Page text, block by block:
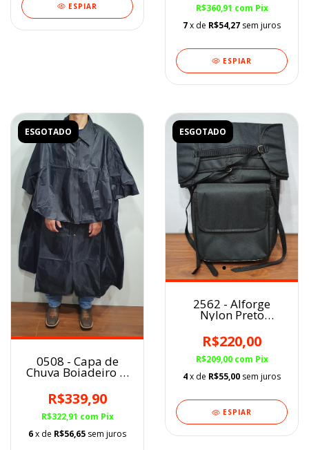
ESPIAR R$360,91 com Pix
7x de R$54,27 sem juros
ESPIAR
ESGOTADO
0508 - Capa de
Chuva Boiadeiro c/
R$339,90
R$322,91 com Pix
6x de R$56,65 sem juros
ESGOTADO
2562 - Alforge
Nylon Preto
Térmico com Porta
Capa
R$220,00
R$209,00 com Pix
4x de R$55,00 sem juros
ESPIAR